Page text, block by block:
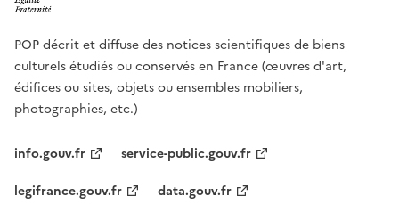
POP décrit et diffuse des notices scientifiques de biens
culturels étudiés ou conservés en France (œuvres d'art,
édifices ou sites, objets ou ensembles mobiliers,
photographies, etc.)
info.gouv.fr
service-public.gouv.fr
legifrance.gouv.fr
data.gouv.fr